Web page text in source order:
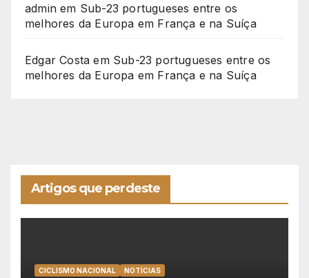
admin em Sub-23 portugueses entre os
melhores da Europa em França e na Suíça
Edgar Costa em Sub-23 portugueses entre os
melhores da Europa em França e na Suíça
Artigos que perdeste
CICLISMO NACIONAL NOTÍCIAS